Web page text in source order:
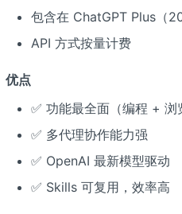
包含在 ChatGPT Plus（
API 方式按量计费
优点
✅ 功能最全面（编程 + 浏
✅ 多代理协作能力强
✅ OpenAI 最新模型驱动
✅ Skills 可复用，效率高